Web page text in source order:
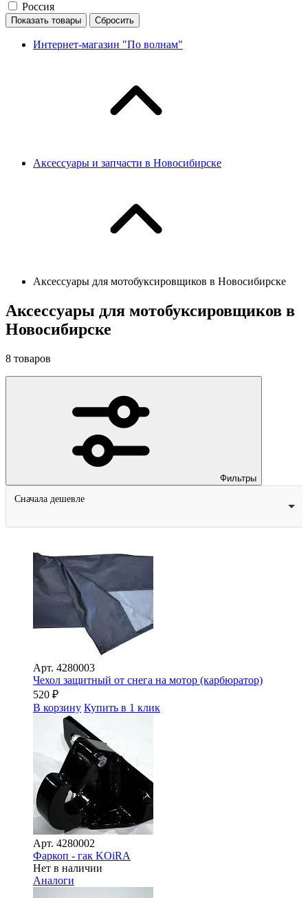
Россия
Показать товары Сбросить
Интернет-магазин "По волнам"
Аксессуары и запчасти в Новосибирске
Аксессуары для мотобуксировщиков в Новосибирске
Аксессуары для мотобуксировщиков в
Новосибирске
8 товаров
Фильтры
Сначала дешевле
Арт. 4280003
Чехол защитный от снега на мотор (карбюратор)
520 ₽
В корзину Купить в 1 клик
Арт. 4280002
Фаркоп - гак KOiRA
Нет в наличии
Аналоги